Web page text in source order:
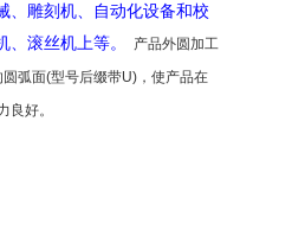
、雕刻机
自动化设备和校
、滚丝机上等。
产品外圆加工
圆弧面(型号后缀带U) ，使产品在
良好。